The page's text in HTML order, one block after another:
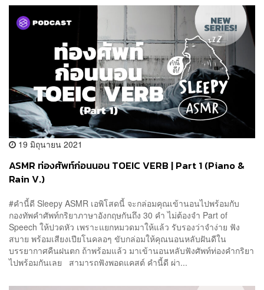
19 มิถุนายน 2021
ASMR ท่องศัพท์ก่อนนอน TOEIC VERB | Part 1 (Piano &
Rain V.)
#คำนี้ดี Sleepy ASMR เอพิโสดนี้ จะกล่อมคุณเข้านอนไปพร้อมกับ
กองทัพคำศัพท์กริยาภาษาอังกฤษกันถึง 30 คำ ไม่ต้องจำ Part of
Speech ให้ปวดหัว เพราะแยกหมวดมาให้แล้ว รับรองว่าจำง่าย ฟัง
สบาย พร้อมเสียงเปียโนคลอๆ ขับกล่อมให้คุณนอนหลับฝันดีใน
บรรยากาศคืนฝนตก ถ้าพร้อมแล้ว มาเข้านอนหลับฟังศัพท์ท่องคำกริยา
ไปพร้อมกันเลย สามารถฟังพอดแคสต์ คำนี้ดี ผ่า...